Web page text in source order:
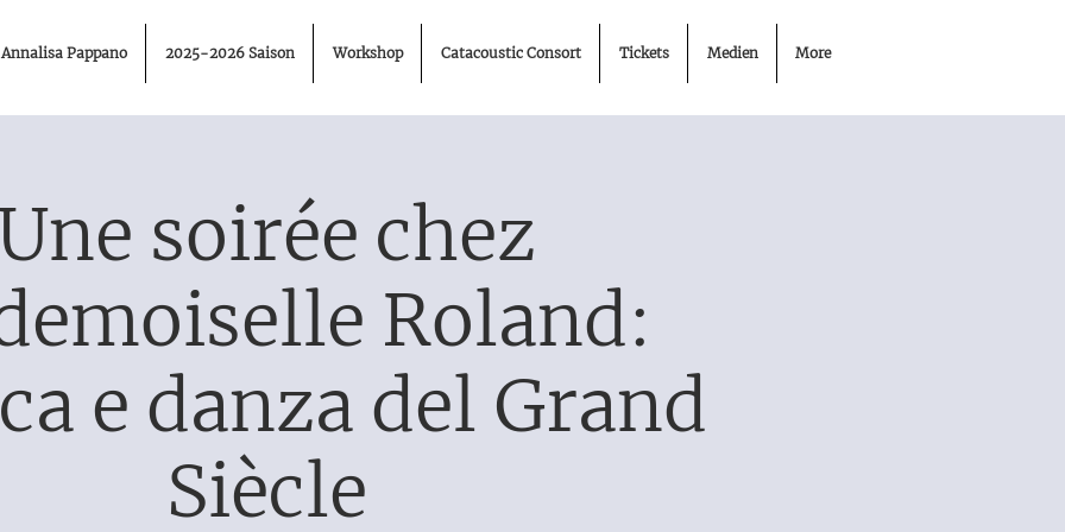
soirée chez
Roland:
e danza del Grand
Siècle
Annalisa Pappano 2025-2026 Saison Workshop Catacoustic Consort Tickets Medien More